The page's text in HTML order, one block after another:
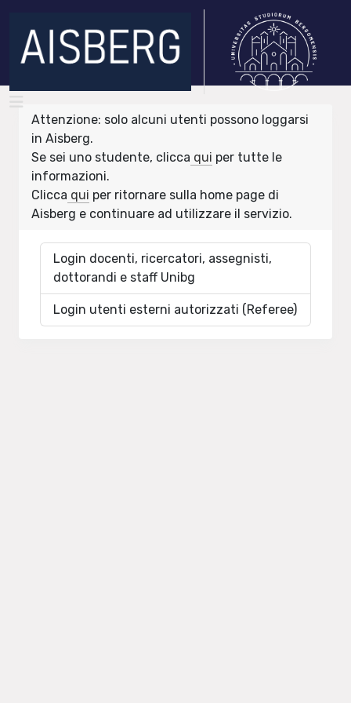
Attenzione: solo alcuni utenti possono loggarsi
in Aisberg.
Se sei uno studente, clicca qui per tutte le
informazioni.
Clicca qui per ritornare sulla home page di
Aisberg e continuare ad utilizzare il servizio.
Login docenti, ricercatori, assegnisti,
dottorandi e staff Unibg
Login utenti esterni autorizzati (Referee)